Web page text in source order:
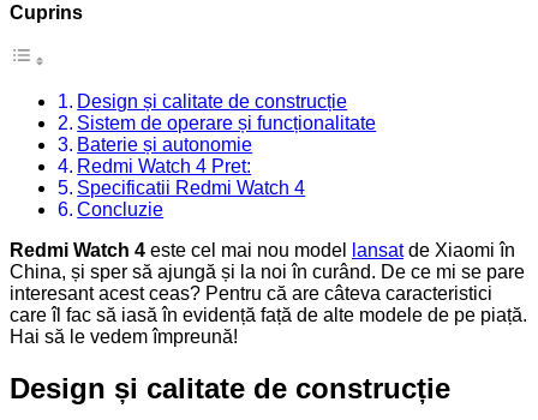
Cuprins
Design și calitate de construcție
Sistem de operare și funcționalitate
Baterie și autonomie
Redmi Watch 4 Pret:
Specificatii Redmi Watch 4
Concluzie
Redmi Watch 4 este cel mai nou model lansatde Xiaomi în
China, și sper să ajungă și la noi în curând. De ce mi se pare
interesant acest ceas? Pentru că are câteva caracteristici
care îl fac să iasă în evidență față de alte modele de pe piață.
Hai să le vedem împreună!
Design și calitate de construcție